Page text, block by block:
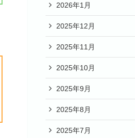
2026年1月
2025年12月
2025年11月
2025年10月
2025年9月
2025年8月
2025年7月